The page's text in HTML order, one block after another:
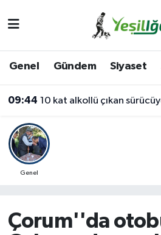
Genel Gündem Siyaset
09:44 10 kat alkollü çıkan
Genel
Çorum''da
İğdir Namaz Vakitleri
Iğdır Trafik Yoğunluk
Süper Lig Puan Durumu ve
Son Dakika Haberleri